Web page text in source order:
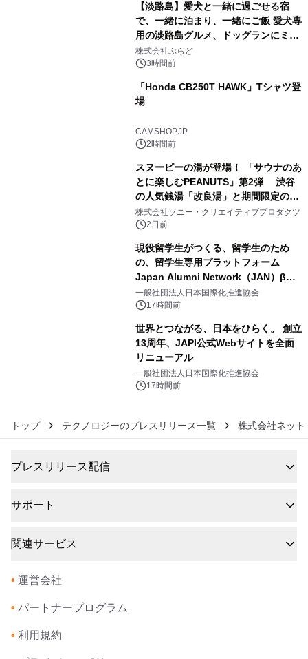
【淡路島】愛犬と一緒に過ごせる宿
で、一緒に泊まり、一緒にご飯 愛犬専
用の淡路島グルメ、ドッグランにミニ
プール グランピングとトレーラーハウ
スの2施設で
株式会社ぷらど
3時間前
「Honda CB250T HAWK」Tシャツ登
場
CAMSHOP.JP
2時間前
スヌーピーの湯が登場！ 「サウナのあ
とに楽しむPEANUTS」第2弾 渋谷
の人気銭湯「改良湯」と期間限定のコ
ラボレーション サウナイキタイコラ
ボグッズも発売決定！
株式会社ソニー・クリエイティブプロダクツ
2日前
現役留学生がつくる、留学生のため
の、留学生専用プラットフォーム
Japan Alumni Network（JAN）β版
をリリース
一般社団法人日本国際化推進協会
17時間前
世界とつながる、日本をひらく。 創立
13周年、JAPI公式Webサイトを全面
リニューアル
一般社団法人日本国際化推進協会
17時間前
トップ テクノロジーのプレスリリース一覧 株式会社ネッ
プレスリリース配信
サポート
関連サービス
• 運営会社
• パートナープログラム
• 利用規約